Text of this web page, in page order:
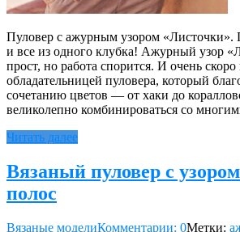
Пуловер с ажурным узором «Листочки».
и все из одного клубка! Ажурный узор
прост, но работа спорится. И очень скоро
обладательницей пуловера, который
сочетанию цветов — от хаки до
великолепно комбинироваться со
Читать далее
Вязаный пуловер с
полос
Вязаные моделиКомментарии: 0Метки: